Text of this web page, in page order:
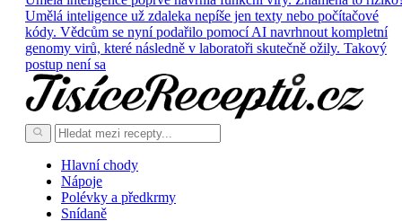
Umělá inteligence už zdaleka nepíše jen texty nebo počítačové
kódy. Vědcům se nyní podařilo pomocí AI navrhnout kompletní
genomy virů, které následně v laboratoři skutečně ožily. Takový
postup není sa
Hlavní chody
Nápoje
Polévky a předkrmy
Snídaně